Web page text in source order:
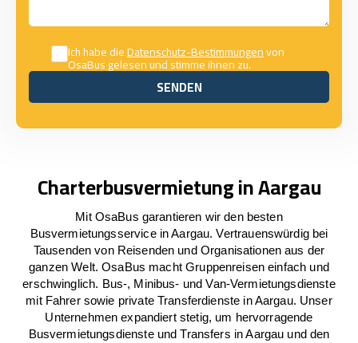
Ich habe dieDatenschutz-Bestimmungenvon
OsaBus gelesen und stimme ihnen zu.
SENDEN
SENDEN
Charterbusvermietung in Aargau
Mit OsaBus garantieren wir den besten
Busvermietungsservice in Aargau. Vertrauenswürdig bei
Tausenden von Reisenden und Organisationen aus der
ganzen Welt. OsaBus macht Gruppenreisen einfach und
erschwinglich. Bus-, Minibus- und Van-Vermietungsdienste
mit Fahrer sowie private Transferdienste in Aargau. Unser
Unternehmen expandiert stetig, um hervorragende
Busvermietungsdienste und Transfers in Aargau und den